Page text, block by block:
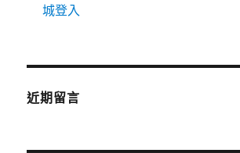
城登入
近期留言